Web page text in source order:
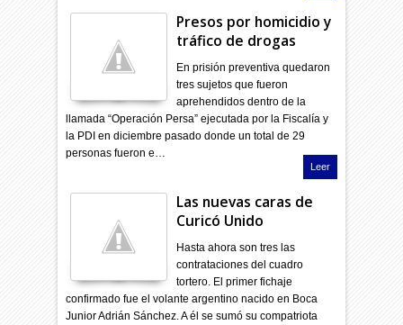
Presos por homicidio y
tráfico de drogas
En prisión preventiva quedaron
tres sujetos que fueron
aprehendidos dentro de la
llamada “Operación Persa” ejecutada por la Fiscalía y
la PDI en diciembre pasado donde un total de 29
personas fueron e…
Leer
Las nuevas caras de
Curicó Unido
Hasta ahora son tres las
contrataciones del cuadro
tortero. El primer fichaje
confirmado fue el volante argentino nacido en Boca
Junior Adrián Sánchez. A él se sumó su compatriota